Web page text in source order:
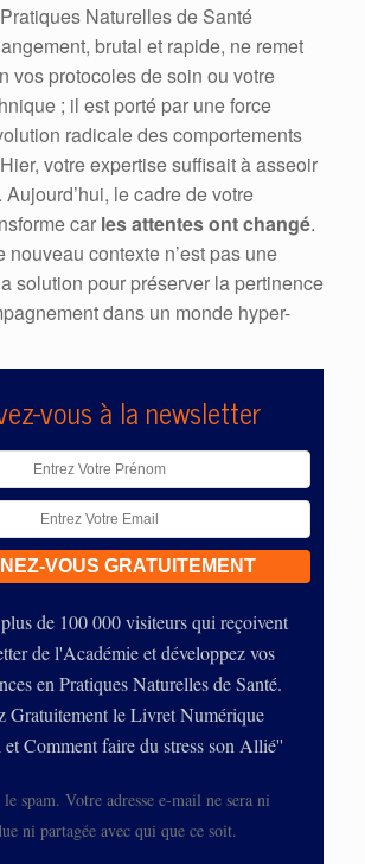
Naturelles de Santé
brutal et rapide, ne remet
vos protocoles de soin ou votre
; il est porté par une force
radicale des comportements
votre expertise suffisait à asseoir
le cadre de votre
car les attentes ont changé.
nouveau contexte n’est pas une
solution pour préserver la pertinence
dans un monde hyper-
vous à la newsletter
de 100 000 visiteurs qui reçoivent
de l'Académie et développez vos
en Pratiques Naturelles de Santé.
Gratuitement le Livret Numérique
Comment faire du stress son Allié''
le spam. Votre adresse e-mail ne sera ni
ni partagée avec qui que ce soit.